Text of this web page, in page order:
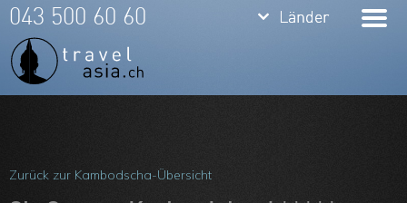
Team
keyboard_arrow_down Länder
Laos
keyboard_arrow_down Länder
043 500 60 60
Zurück zur Kambodscha-Übersicht